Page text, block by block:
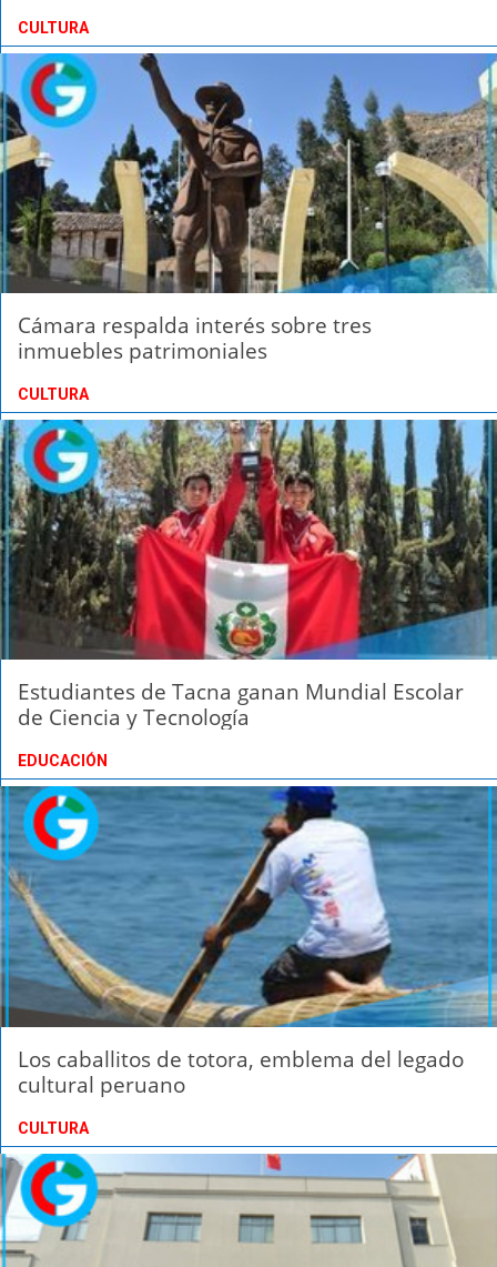
CULTURA
Cámara respalda interés sobre tres
inmuebles patrimoniales
CULTURA
Estudiantes de Tacna ganan Mundial Escolar
de Ciencia y Tecnología
EDUCACIÓN
Los caballitos de totora, emblema del legado
cultural peruano
CULTURA